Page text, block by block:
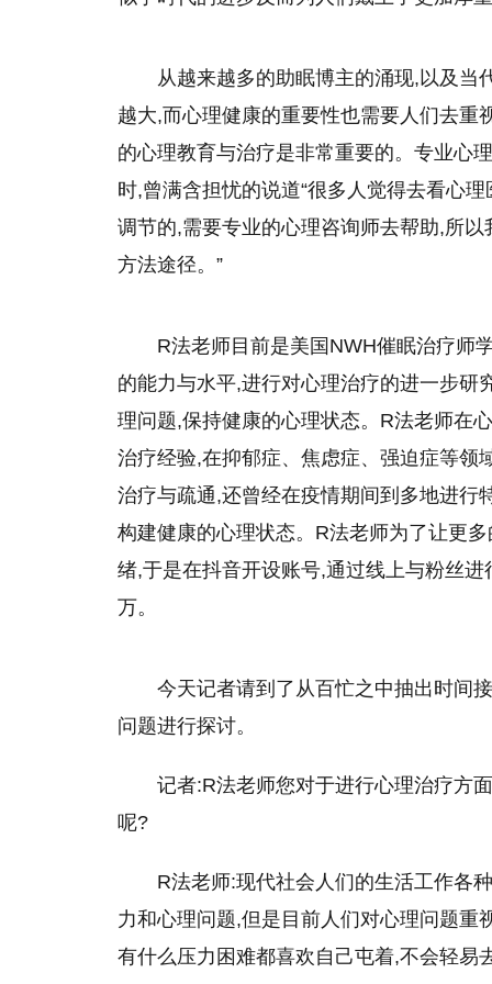
从越来越多的助眠博主的涌现,以及当
越大,而心理健康的重要性也需要人们去重
的心理教育与治疗是非常重要的。专业心
时,曾满含担忧的说道“很多人觉得去看心
调节的,需要专业的心理咨询师去帮助,所
方法途径。”
R法老师目前是美国NWH催眠治疗师
的能力与水平,进行对心理治疗的进一步研
理问题,保持健康的心理状态。R法老师在
治疗经验,在抑郁症、焦虑症、强迫症等领
治疗与疏通,还曾经在疫情期间到多地进行
构建健康的心理状态。R法老师为了让更
绪,于是在抖音开设账号,通过线上与粉丝
万。
今天记者请到了从百忙之中抽出时间
问题进行探讨。
记者:R法老师您对于进行心理治疗方
呢?
R法老师:现代社会人们的生活工作各
力和心理问题,但是目前人们对心理问题重
有什么压力困难都喜欢自己屯着,不会轻易